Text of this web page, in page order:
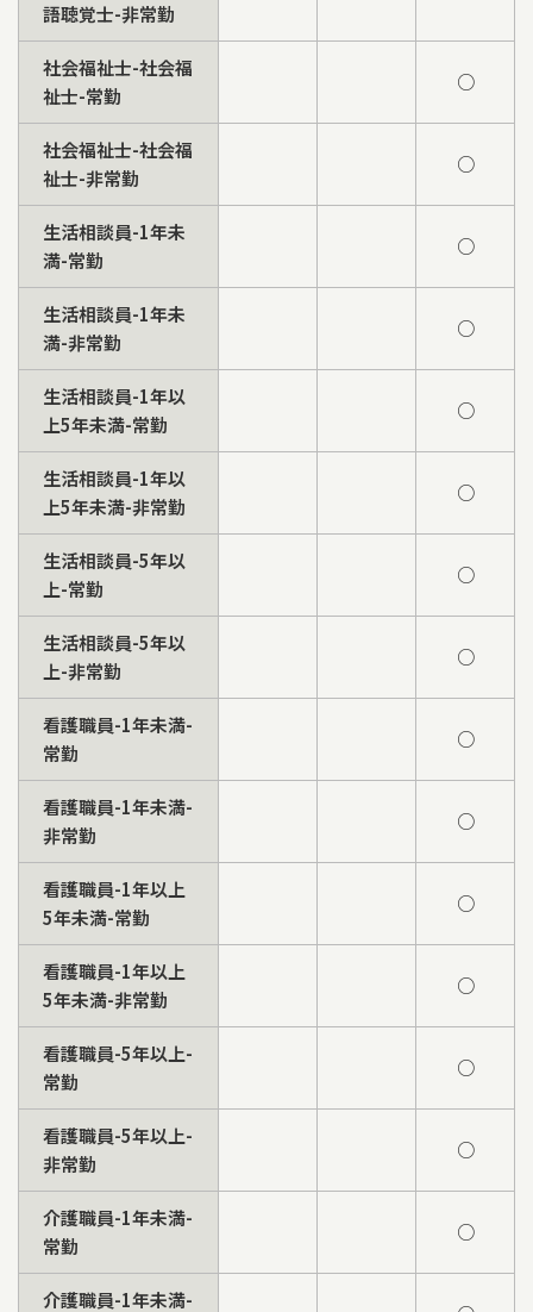
語聴覚士-非常勤
社会福祉士-社会福
祉士-常勤
○
社会福祉士-社会福
祉士-非常勤
○
生活相談員-1年未
満-常勤
○
生活相談員-1年未
満-非常勤
○
生活相談員-1年以
上5年未満-常勤
○
生活相談員-1年以
上5年未満-非常勤
○
生活相談員-5年以
上-常勤
○
生活相談員-5年以
上-非常勤
○
看護職員-1年未満-
常勤
○
看護職員-1年未満-
非常勤
○
看護職員-1年以上
5年未満-常勤
○
看護職員-1年以上
5年未満-非常勤
○
看護職員-5年以上-
常勤
○
看護職員-5年以上-
非常勤
○
介護職員-1年未満-
常勤
○
介護職員-1年未満-